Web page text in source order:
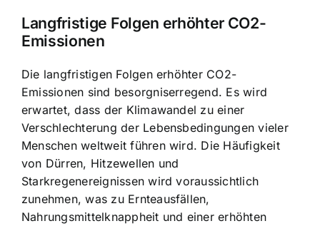
Langfristige Folgen erhöhter CO2-
Emissionen
Die langfristigen Folgen erhöhter CO2-
Emissionen sind besorgniserregend. Es wird
erwartet, dass der Klimawandel zu einer
Verschlechterung der Lebensbedingungen vieler
Menschen weltweit führen wird. Die Häufigkeit
von Dürren, Hitzewellen und
Starkregenereignissen wird voraussichtlich
zunehmen, was zu Ernteausfällen,
Nahrungsmittelknappheit und einer erhöhten